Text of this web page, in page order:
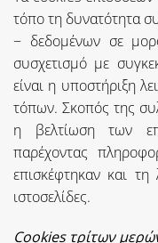
τόπο τη δυνατότητα
− δεδομένων σε
συσχετισμό με
είναι η υποστήριξη
τόπων. Σκοπός της
η βελτίωση των
παρέχοντας
επισκέφτηκαν και
ιστοσελίδες.
Cookies τρίτων